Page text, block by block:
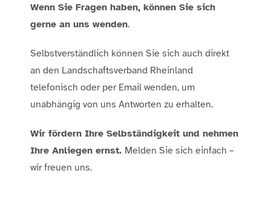
Wenn Sie Fragen haben, können Sie sich
gerne an uns wenden.
Selbstverständlich können Sie sich auch direkt
an den Landschaftsverband Rheinland
telefonisch oder per Email wenden, um
unabhängig von uns Antworten zu erhalten.
Wir fördern Ihre Selbständigkeit und nehmen
Ihre Anliegen ernst. Melden Sie sich einfach –
wir freuen uns.